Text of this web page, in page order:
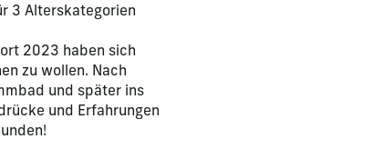
3 Alterskategorien
2023 haben sich
zu wollen. Nach
und später ins
und Erfahrungen